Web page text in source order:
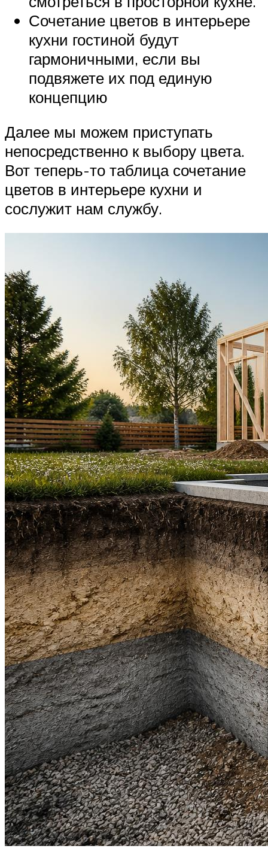
Сочетание цветов в интерьере
кухни гостиной будут
гармоничными, если вы
подвяжете их под единую
концепцию
Далее мы можем приступать
непосредственно к выбору цвета.
Вот теперь-то таблица сочетание
цветов в интерьере кухни и
сослужит нам службу.